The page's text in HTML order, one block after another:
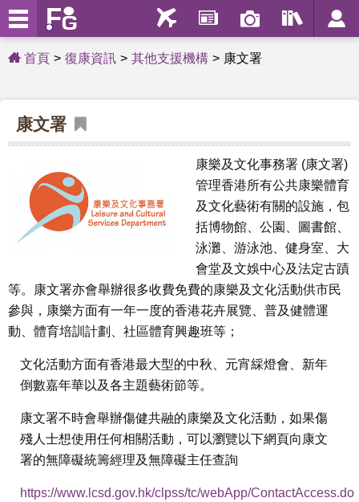
首頁 復康資訊 其他支援機構 康文署
康文署
康樂及文化事務署 (康文署)
管理香港所有公共康樂體育
及文化藝術有關的設施，包
括博物館、公園、圖書館、
泳灘、游泳池、健身室、大
會堂及文娛中心及法定古蹟
等。康文署亦會舉辦很多收費免費的康樂及文化活動供市民
參與，康樂方面有一年一度的香港花卉展覽、普及健體運
動、體育培訓計劃、社區體育興趣班等；
文化活動方面有香港最大型的中秋、元宵綵燈會、新年
倒數嘉年華以及各主題藝術節等。
康文署不時會舉辦傷健共融的康樂及文化活動，如果傷
殘人士想使用任何相關活動，可以瀏覽以下網頁向康文
署的無障礙統籌經理及無障礙主任查詢
https://www.lcsd.gov.hk/clpss/tc/webApp/ContactAccess.do